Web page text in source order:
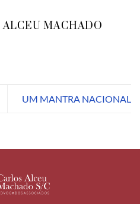
ALCEU MACHADO
UM MANTRA NACIONAL